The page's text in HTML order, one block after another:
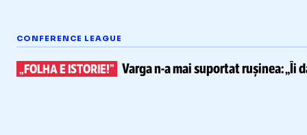
CONFERENCE LEAGUE
„FOLHA E ISTORIE!” Vargan-amai suportat rușinea:„Îi